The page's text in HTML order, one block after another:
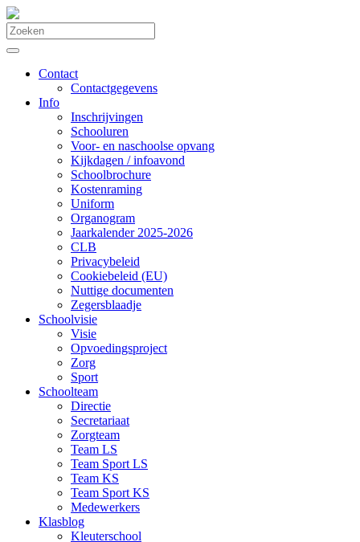
Contact
Contactgegevens
Info
Inschrijvingen
Schooluren
Voor- en naschoolse opvang
Kijkdagen / infoavond
Schoolbrochure
Kostenraming
Uniform
Organogram
Jaarkalender 2025-2026
CLB
Privacybeleid
Cookiebeleid (EU)
Nuttige documenten
Zegersblaadje
Schoolvisie
Visie
Opvoedingsproject
Zorg
Sport
Schoolteam
Directie
Secretariaat
Zorgteam
Team LS
Team Sport LS
Team KS
Team Sport KS
Medewerkers
Klasblog
Kleuterschool